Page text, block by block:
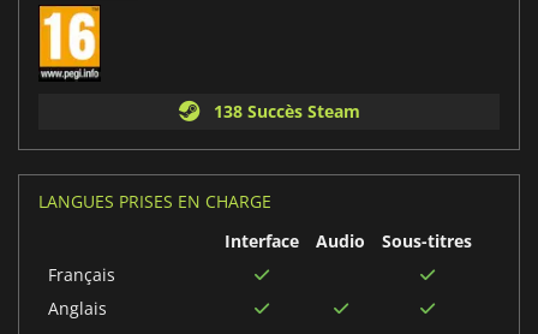
138 Succès Steam
LANGUES PRISES EN CHARGE
Interface
Audio
Sous-titres
Français
Anglais